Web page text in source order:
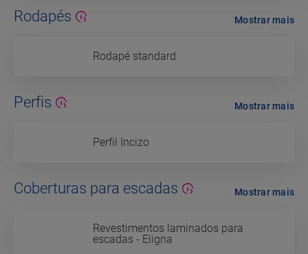
Rodapés
Rodapé standard
Mostrar mais
Perfis
Perfil Incizo
Mostrar mais
Coberturas para escadas
Revestimentos laminados para
escadas - Eligna
Mostrar mais